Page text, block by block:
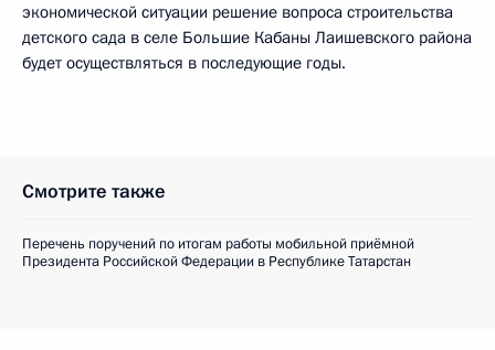
экономической ситуации решение вопроса строительства
детского сада в селе Большие Кабаны Лаишевского района
будет осуществляться в последующие годы.
Смотрите также
Перечень поручений по итогам работы мобильной приёмной
Президента Российской Федерации в Республике Татарстан